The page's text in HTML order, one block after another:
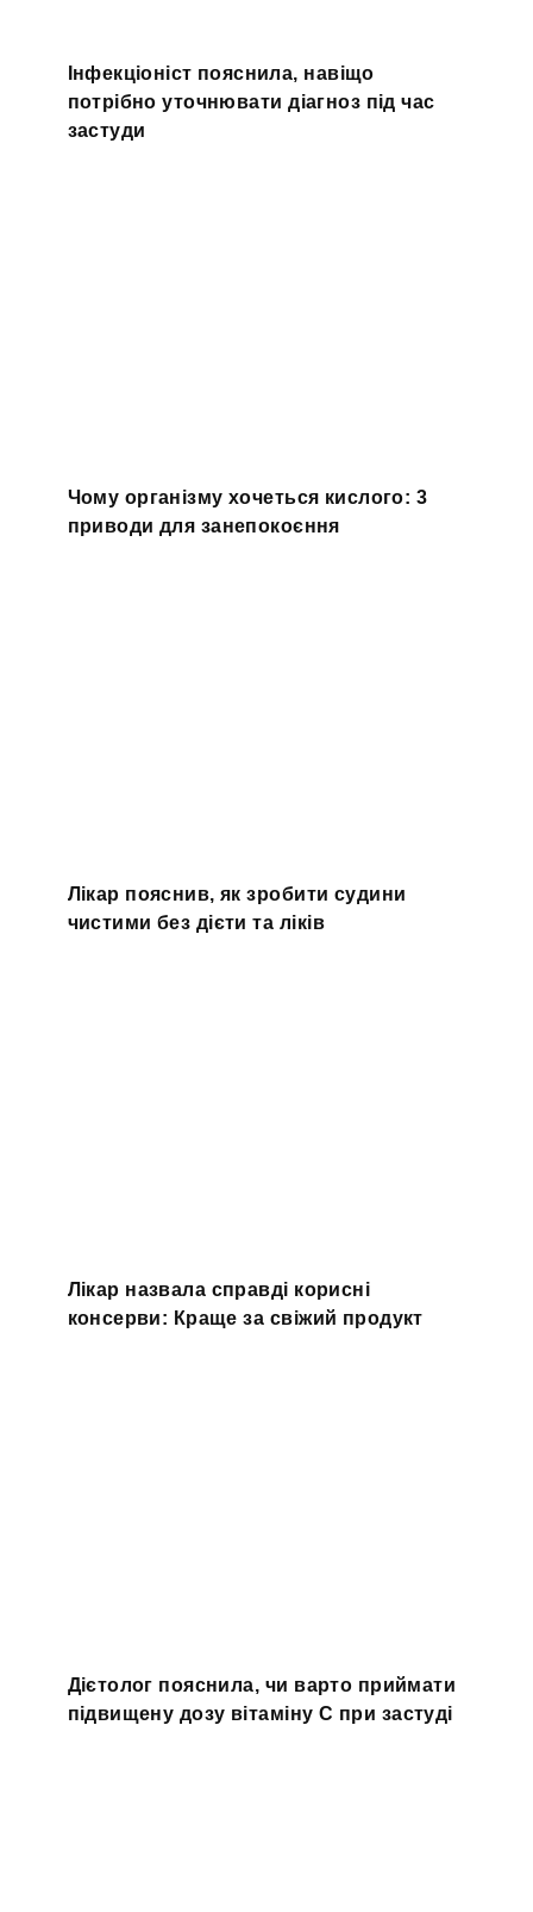
Інфекціоніст пояснила, навіщо
потрібно уточнювати діагноз під час
застуди
Чому організму хочеться кислого: 3
приводи для занепокоєння
Лікар пояснив, як зробити судини
чистими без дієти та ліків
Лікар назвала справді корисні
консерви: Краще за свіжий продукт
Дієтолог пояснила, чи варто приймати
підвищену дозу вітаміну С при застуді